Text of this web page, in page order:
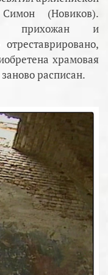
(Новиков).
прихожан и
храмовая
расписан.